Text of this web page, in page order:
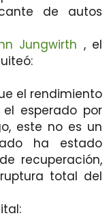
de autos
Jungwirth , el
el rendimiento
esperado por
este no es un
ha estado
recuperación,
total del